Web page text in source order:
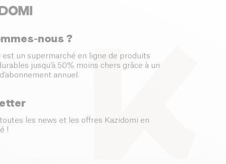
nous ?
est un supermarché en ligne de produits
jusqu’à 50% moins chers grâce à un
annuel.
toutes les news et les offres Kazidomi en
!